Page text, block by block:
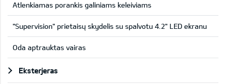
Atlenkiamas porankis galiniams keleiviams
"Supervision" prietaisų skydelis su spalvotu 4.2" LED ekranu
Oda aptrauktas vairas
Eksterjeras